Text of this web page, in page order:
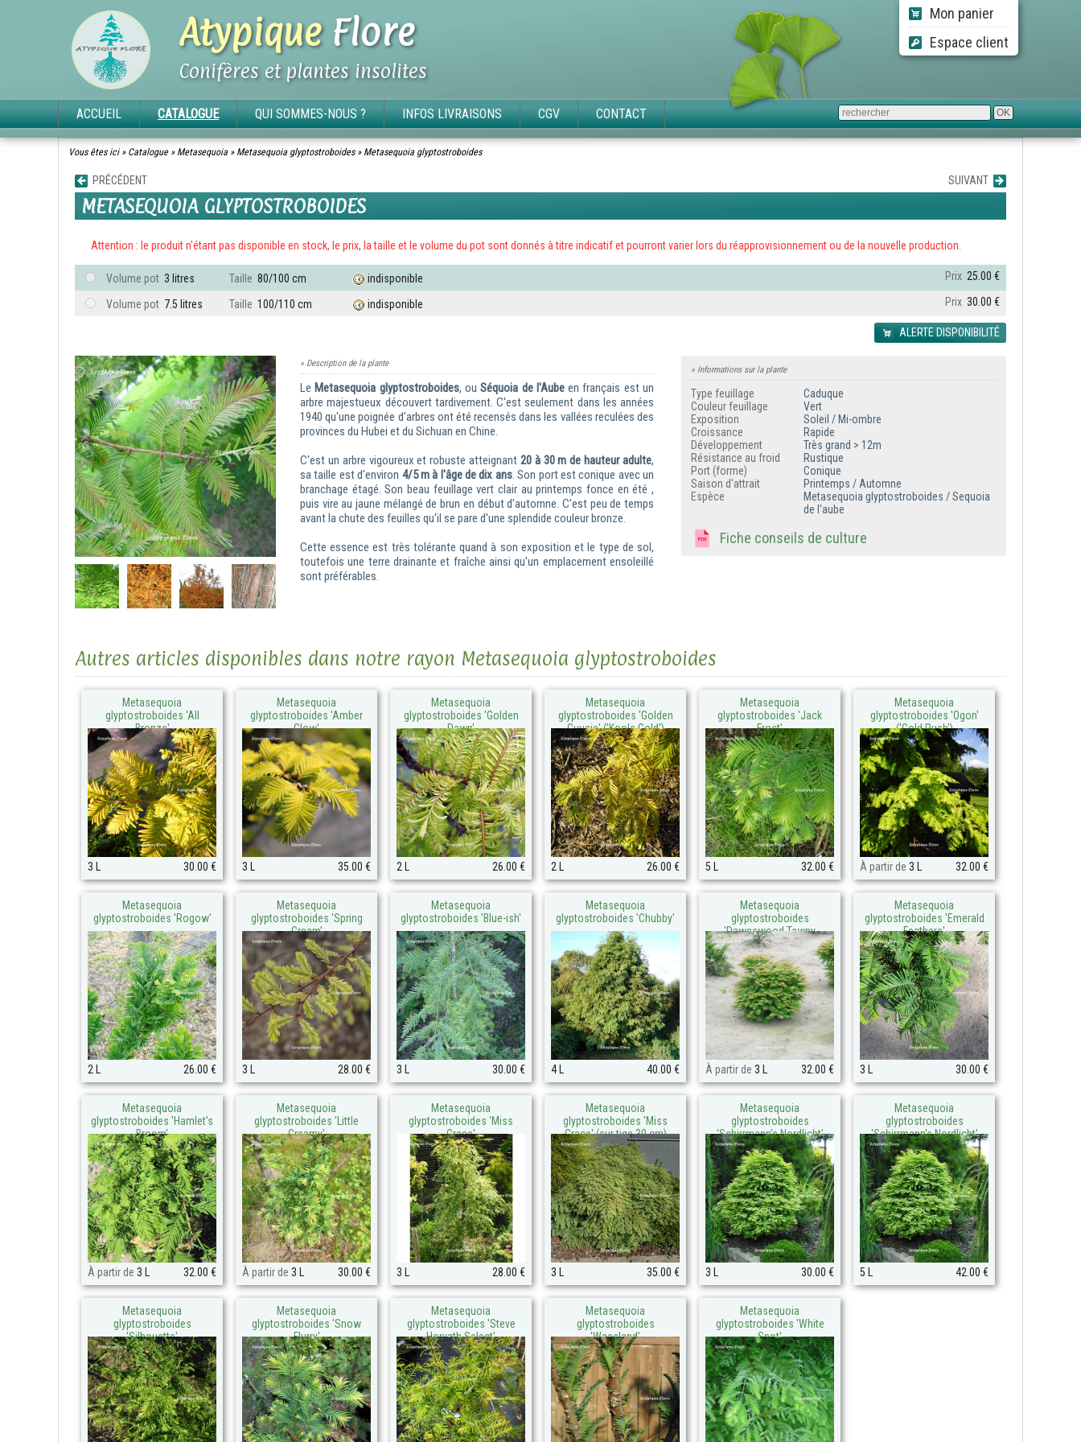
AtypiqueFlore
Conifères et plantes insolites
Mon panier
Espace client
ACCUEIL CATALOGUE QUI SOMMES-NOUS ? INFOS LIVRAISONS CGV CONTACT
Vous êtes ici » Catalogue» Metasequoia » Metasequoia glyptostroboides» Metasequoia glyptostroboides
PRÉCÉDENT SUIVANT
METASEQUOIA GLYPTOSTROBOIDES
Attention : le produit n'étant pas disponible en stock, le prix, la taille et le volume du pot sont donnés à titre indicatif et pourront varier lors du réapprovisionnement ou de la nouvelle production.
Volume pot 3 litres Taille 80/100 cm indisponible Prix 25.00 €
Volume pot 7.5 litres Taille 100/110 cm indisponible Prix 30.00 €
ALERTE DISPONIBILITÉ
» Description de la plante
Le Metasequoia glyptostroboides, ouSéquoia de l'Aubeen français est un
arbre majestueux découvert tardivement. C'est seulement dans les années
1940 qu'une poignée d'arbres ont été recensés dans les vallées reculées des
provinces du Hubei et du Sichuan en Chine.
C'est un arbre vigoureux et robuste atteignant 20 à 30 m de hauteur adulte,
sa taille est d'environ 4/5 m à l'âge de dix ans. Son port est conique avec un
branchage étagé. Son beau feuillage vert clair au printemps fonce en été ,
puis vire au jaune mélangé de brun en début d'automne. C'est peu de temps
avant la chute des feuilles qu'il se pare d'une splendide couleur bronze.
Cette essence est très tolérante quand à son exposition et le type de sol,
toutefois une terre drainante et fraîche ainsi qu'un emplacement ensoleillé
sont préférables.
» Informations sur la plante
Type feuillage
Caduque
Couleur feuillage
Vert
Exposition
Soleil / Mi-ombre
Croissance
Rapide
Développement
Très grand > 12m
Résistance au froid
Rustique
Port (forme)
Conique
Saison d'attrait
Printemps / Automne
Espèce
Metasequoia glyptostroboides / Sequoia
de l'aube
Fiche conseils de culture
Autres articles disponibles dans notre rayon Metasequoia glyptostroboides
Metasequoia
glyptostroboides 'All
Bronze'
3 L 30.00 €
Metasequoia
glyptostroboides 'Amber
Glow'
3 L 35.00 €
Metasequoia
glyptostroboides 'Golden
Dawn'
2 L 26.00 €
Metasequoia
glyptostroboides 'Golden
Guusje' ('Kools Gold')
2 L 26.00 €
Metasequoia
glyptostroboides 'Jack
Frost'
5 L 32.00 €
Metasequoia
glyptostroboides 'Ogon'
('Gold Rush')
À partir de 3 L 32.00 €
Metasequoia
glyptostroboides 'Rogow'
2 L 26.00 €
Metasequoia
glyptostroboides 'Spring
Cream'
3 L 28.00 €
Metasequoia
glyptostroboides 'Blue-ish'
3 L 30.00 €
Metasequoia
glyptostroboides 'Chubby'
4 L 40.00 €
Metasequoia
glyptostroboides
'Daweswood Tawny
Fleece' (Dawes Broom)
À partir de 3 L 32.00 €
Metasequoia
glyptostroboides 'Emerald
Feathers'
3 L 30.00 €
Metasequoia
glyptostroboides 'Hamlet's
Broom'
À partir de 3 L 32.00 €
Metasequoia
glyptostroboides 'Little
Creamy'
À partir de 3 L 30.00 €
Metasequoia
glyptostroboides 'Miss
Grace'
3 L 28.00 €
Metasequoia
glyptostroboides 'Miss
Grace' (sur tige 30 cm)
3 L 35.00 €
Metasequoia
glyptostroboides
'Schirrmann's Nordlicht'
3 L 30.00 €
Metasequoia
glyptostroboides
'Schirrmann's Nordlicht'
(sur tige 60 cm)
5 L 42.00 €
Metasequoia
glyptostroboides
'Silhouette'
Metasequoia
glyptostroboides 'Snow
Flurry'
Metasequoia
glyptostroboides 'Steve
Horvath Select'
Metasequoia
glyptostroboides
'Waasland'
Metasequoia
glyptostroboides 'White
Spot'